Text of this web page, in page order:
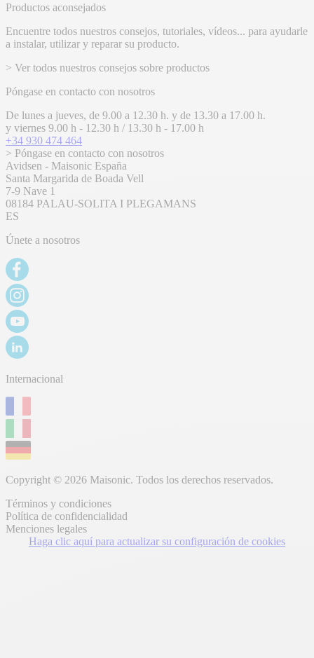
Productos aconsejados
Encuentre todos nuestros consejos, tutoriales, vídeos... para ayudarle
a instalar, utilizar y reparar su producto.
> Ver todos nuestros consejos sobre productos
Póngase en contacto con nosotros
De lunes a jueves, de 9.00 a 12.30 h. y de 13.30 a 17.00 h.
y viernes 9.00 h - 12.30 h / 13.30 h - 17.00 h
+34 930 474 464
> Póngase en contacto con nosotros
Avidsen - Maisonic España
Santa Margarida de Boada Vell
7-9 Nave 1
08184 PALAU-SOLITA I PLEGAMANS
ES
Únete a nosotros
Internacional
Copyright © 2026 Maisonic. Todos los derechos reservados.
Términos y condiciones
Política de confidencialidad
Menciones legales
Haga clic aquí para actualizar su configuración de cookies